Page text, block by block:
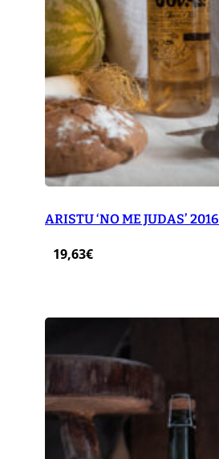
ARISTU ‘NO ME JUDAS’ 2016
19,63€